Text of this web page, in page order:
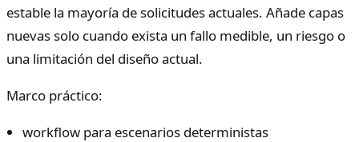
estable la mayoría de solicitudes actuales. Añade capas
nuevas solo cuando exista un fallo medible, un riesgo o
una limitación del diseño actual.
Marco práctico:
workflow para escenarios deterministas